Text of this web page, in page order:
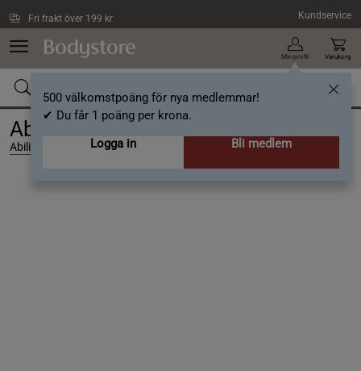
Fri frakt över 199 kr Kundservice
Min profil
500 välkomstpoäng för nya medlemmar!
✔ Du får 1 poäng per krona.
Logga in
Bli medlem
Varukorg
Abilica XC-Classic 2000 FloorStand
Abilica